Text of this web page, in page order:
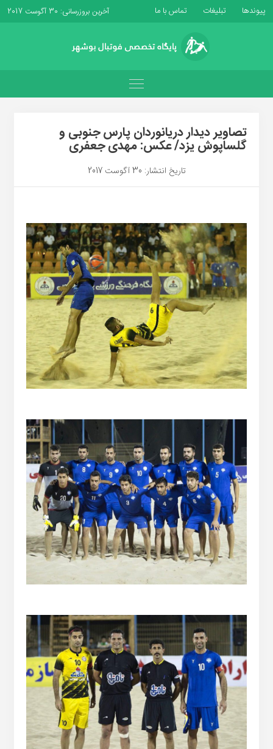
پیوندها تبلیغات تماس با ما آخرین بروزرسانی: 30 آگوست 2017
تصاویر دیدار دریانوردان پارس جنوبى و
گلساپوش یزد/ عکس: مهدى جعفرى
تاریخ انتشار: 30 آگوست 2017